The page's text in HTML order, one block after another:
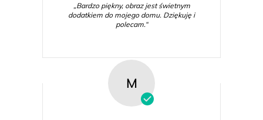
„Bardzo piękny, obraz jest świetnym
dodatkiem do mojego domu. Dziękuję i
polecam.“
M